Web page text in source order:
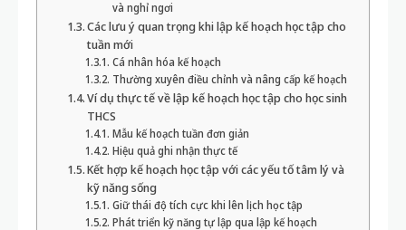
và nghỉ ngơi
Các lưu ý quan trọng khi lập kế hoạch học tập cho
tuần mới
Cá nhân hóa kế hoạch
Thường xuyên điều chỉnh và nâng cấp kế hoạch
Ví dụ thực tế về lập kế hoạch học tập cho học sinh
THCS
Mẫu kế hoạch tuần đơn giản
Hiệu quả ghi nhận thực tế
Kết hợp kế hoạch học tập với các yếu tố tâm lý và
kỹ năng sống
Giữ thái độ tích cực khi lên lịch học tập
Phát triển kỹ năng tự lập qua lập kế hoạch